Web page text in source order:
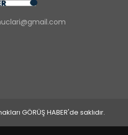
GÖRÜŞ HABER'de saklıdır.